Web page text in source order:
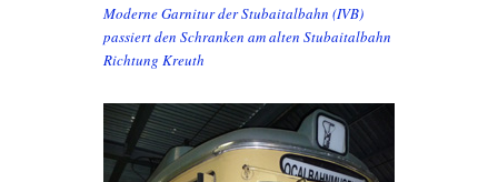
Moderne Garnitur der Stubaitalbahn (IVB)
passiert den Schranken am alten Stubaitalbahn
Richtung Kreuth